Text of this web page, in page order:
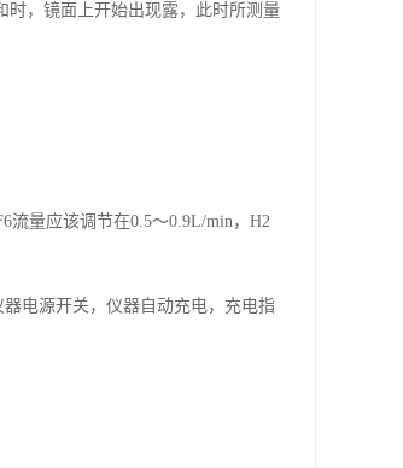
时，镜面上开始出现露，此时所测量
流量应该调节在0.5～0.9L/min，H2
电源开关，仪器自动充电，充电指